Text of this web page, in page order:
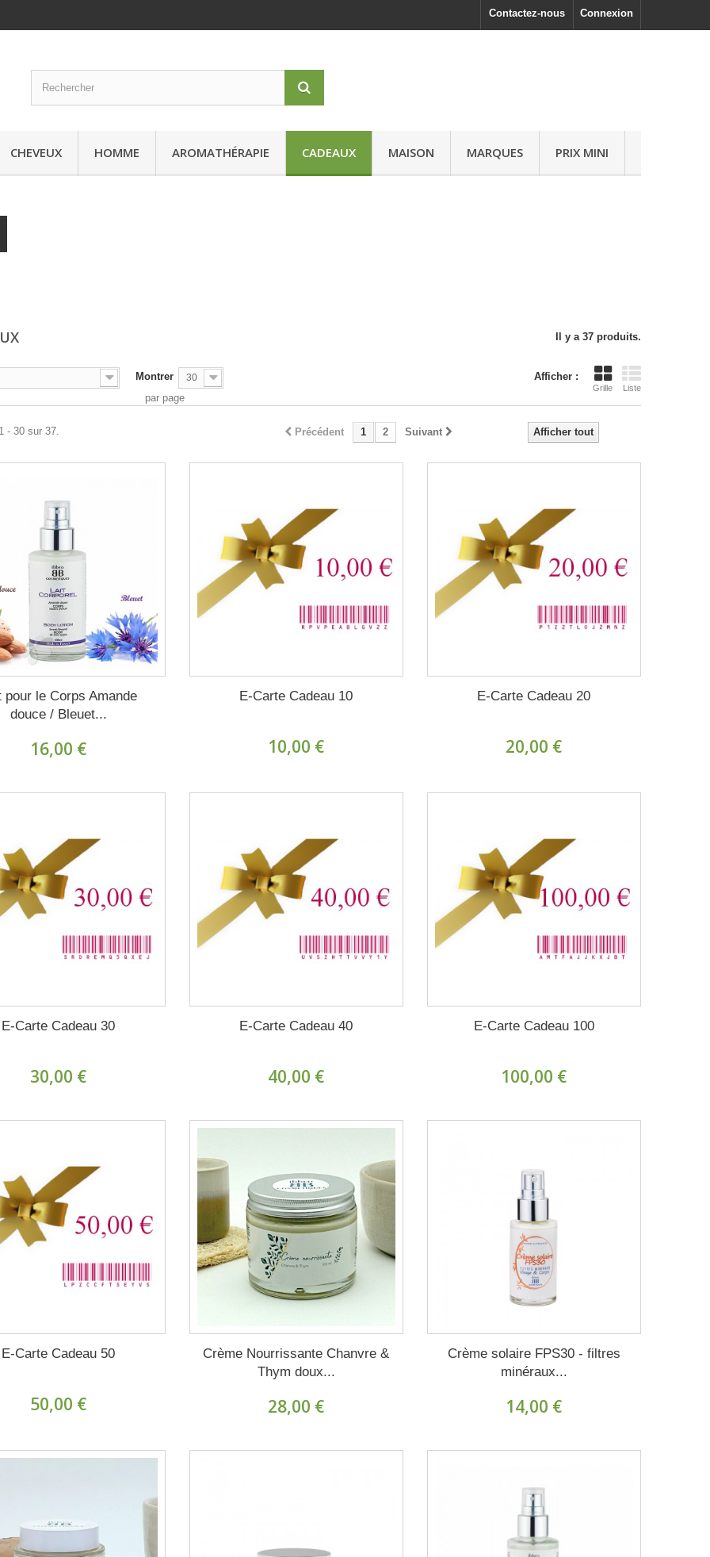
Connexion
Contactez-nous
CHEVEUX HOMME AROMATHÉRAPIE CADEAUX MAISON MARQUES PRIX MINI
Il y a 37 produits.
Afficher :
Grille Liste
Montrer 30
par page
Afficher tout
Précédent 1 2 Suivant
- 30 sur 37.
pour le Corps Amande
douce / Bleuet...
16,00 €
E-Carte Cadeau 10
10,00 €
E-Carte Cadeau 20
20,00 €
E-Carte Cadeau 30
30,00 €
E-Carte Cadeau 40
40,00 €
E-Carte Cadeau 100
100,00 €
E-Carte Cadeau 50
50,00 €
Crème Nourrissante Chanvre &
Thym doux...
28,00 €
Crème solaire FPS30 - filtres
minéraux...
14,00 €